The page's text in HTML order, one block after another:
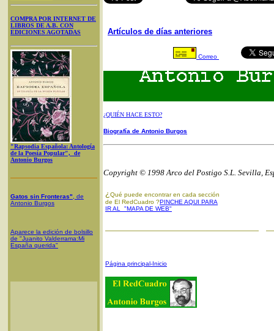
COMPRA POR INTERNET DE
LIBROS DE A.B. CON
EDICIONES AGOTADAS
"Rapsodia Española: Antología
de la Poesía Popular", de
Antonio Burgos
Gatos sin Fronteras" , de
Antonio Burgos
Aparece la edición de bolsillo
de "Juanito Valderrama:Mi
España querida"
Artículos de días anteriores
Correo
¿QUIÉN HACE ESTO?
Biografía de Antonio Burgos
Copyright © 1998 Arco del Postigo S.L. Sevilla,
¿ Qué puede encontrar en cada sección
de El RedCuadro ?PINCHE AQUI PARA
IR AL "MAPA DE WEB"
Página principal-Inicio